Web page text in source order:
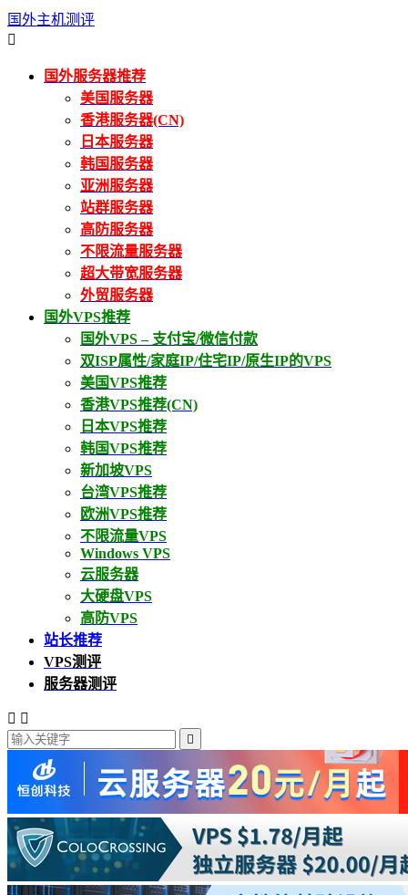
国外主机测评

国外服务器推荐
美国服务器
香港服务器(CN)
日本服务器
韩国服务器
亚洲服务器
站群服务器
高防服务器
不限流量服务器
超大带宽服务器
外贸服务器
国外VPS推荐
国外VPS – 支付宝/微信付款
双ISP属性/家庭IP/住宅IP/原生IP的VPS
美国VPS推荐
香港VPS推荐(CN)
日本VPS推荐
韩国VPS推荐
新加坡VPS
台湾VPS推荐
欧洲VPS推荐
不限流量VPS
Windows VPS
云服务器
大硬盘VPS
高防VPS
站长推荐
VPS测评
服务器测评
 
